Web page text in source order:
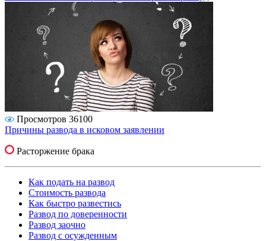
Просмотров 36100
Причины развода в исковом заявлении
Расторжение брака
Как подать на развод
Стоимость развода
Как быстро развестись
Развод по доверенности
Развод заочно
Развод с осужденным